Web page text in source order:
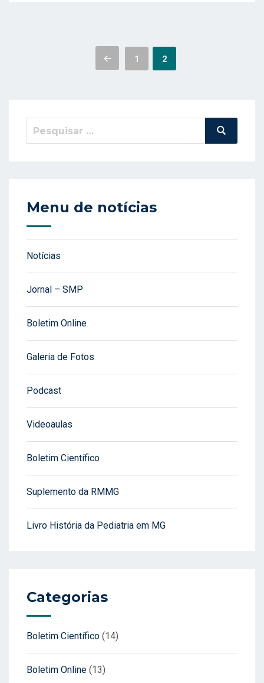
Paginação
1 2
Pesquisar
Pesquisa
Menu de notícias
Notícias
Jornal – SMP
Boletim Online
Galeria de Fotos
Podcast
Videoaulas
Boletim Científico
Suplemento da RMMG
Livro História da Pediatria em MG
Categorias
Boletim Científico (14)
Boletim Online (13)